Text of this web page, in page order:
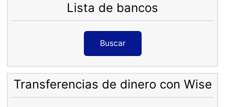
Lista de bancos
Buscar
Transferencias de dinero con Wise